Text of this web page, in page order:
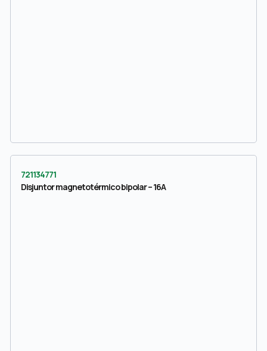
721134771
Disjuntor magnetotérmico bipolar – 16A